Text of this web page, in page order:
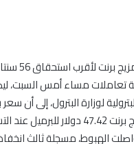
سجلت أسعار مزيج برنت